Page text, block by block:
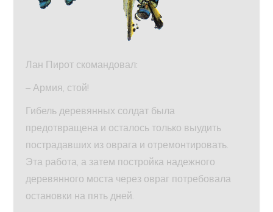
Лан Пирот скомандовал:
– Армия, стой!
Гибель деревянных солдат была
предотвращена и осталось только выудить
пострадавших из оврага и отремонтировать.
Эта работа, а затем постройка надежного
деревянного моста через овраг потребовала
остановки на пять дней.